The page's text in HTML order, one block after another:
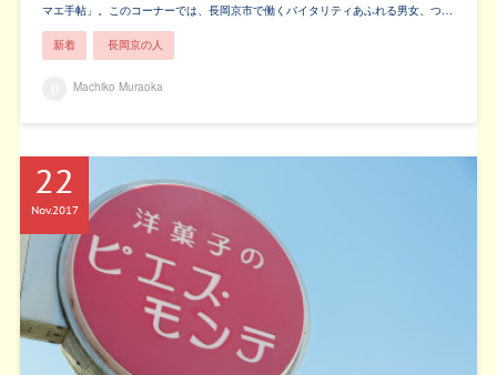
マエ手帖」。このコーナーでは、長岡京市で働くバイタリティあふれる男女、つ…
新着 長岡京の人
Machiko Muraoka
22
Nov 2017